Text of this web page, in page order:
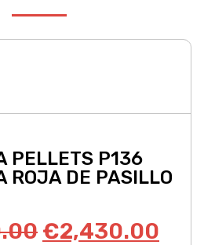
PELLETS P136
ROJA DE PASILLO
€2,430.00